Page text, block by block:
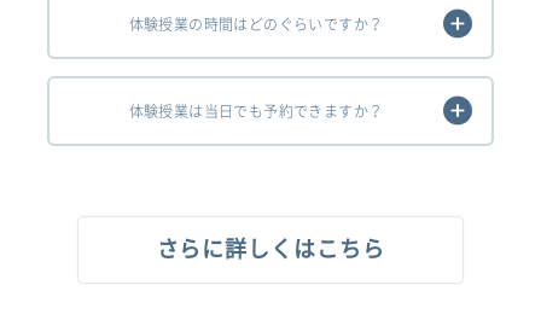
体験授業の時間はどのぐらいですか？
体験授業は当日でも予約できますか？
さらに詳しくはこちら